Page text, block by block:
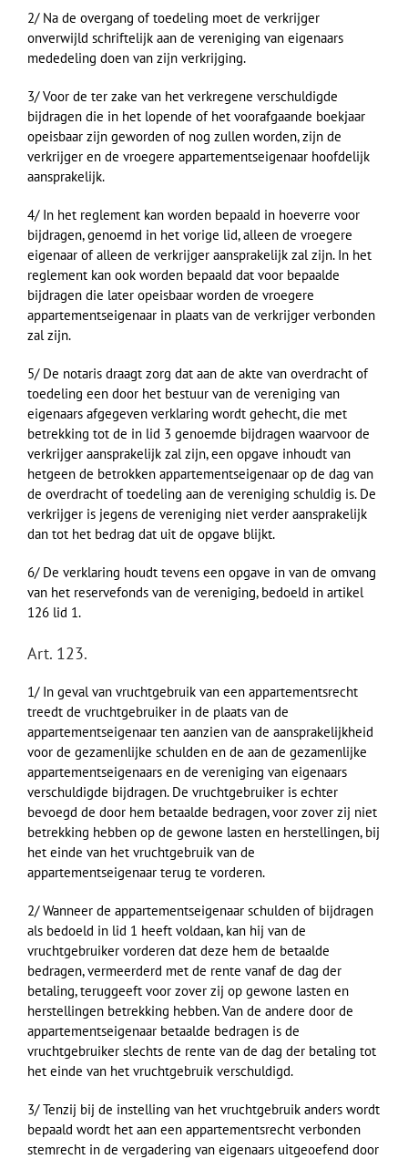
2/ Na de overgang of toedeling moet de verkrijger
onverwijld schriftelijk aan de vereniging van eigenaars
mededeling doen van zijn verkrijging.
3/ Voor de ter zake van het verkregene verschuldigde
bijdragen die in het lopende of het voorafgaande boekjaar
opeisbaar zijn geworden of nog zullen worden, zijn de
verkrijger en de vroegere appartementseigenaar hoofdelijk
aansprakelijk.
4/ In het reglement kan worden bepaald in hoeverre voor
bijdragen, genoemd in het vorige lid, alleen de vroegere
eigenaar of alleen de verkrijger aansprakelijk zal zijn. In het
reglement kan ook worden bepaald dat voor bepaalde
bijdragen die later opeisbaar worden de vroegere
appartementseigenaar in plaats van de verkrijger verbonden
zal zijn.
5/ De notaris draagt zorg dat aan de akte van overdracht of
toedeling een door het bestuur van de vereniging van
eigenaars afgegeven verklaring wordt gehecht, die met
betrekking tot de in lid 3 genoemde bijdragen waarvoor de
verkrijger aansprakelijk zal zijn, een opgave inhoudt van
hetgeen de betrokken appartementseigenaar op de dag van
de overdracht of toedeling aan de vereniging schuldig is. De
verkrijger is jegens de vereniging niet verder aansprakelijk
dan tot het bedrag dat uit de opgave blijkt.
6/ De verklaring houdt tevens een opgave in van de omvang
van het reservefonds van de vereniging, bedoeld in artikel
126 lid 1.
Art. 123.
1/ In geval van vruchtgebruik van een appartementsrecht
treedt de vruchtgebruiker in de plaats van de
appartementseigenaar ten aanzien van de aansprakelijkheid
voor de gezamenlijke schulden en de aan de gezamenlijke
appartementseigenaars en de vereniging van eigenaars
verschuldigde bijdragen. De vruchtgebruiker is echter
bevoegd de door hem betaalde bedragen, voor zover zij niet
betrekking hebben op de gewone lasten en herstellingen, bij
het einde van het vruchtgebruik van de
appartementseigenaar terug te vorderen.
2/ Wanneer de appartementseigenaar schulden of bijdragen
als bedoeld in lid 1 heeft voldaan, kan hij van de
vruchtgebruiker vorderen dat deze hem de betaalde
bedragen, vermeerderd met de rente vanaf de dag der
betaling, teruggeeft voor zover zij op gewone lasten en
herstellingen betrekking hebben. Van de andere door de
appartementseigenaar betaalde bedragen is de
vruchtgebruiker slechts de rente van de dag der betaling tot
het einde van het vruchtgebruik verschuldigd.
3/ Tenzij bij de instelling van het vruchtgebruik anders wordt
bepaald wordt het aan een appartementsrecht verbonden
stemrecht in de vergadering van eigenaars uitgeoefend door